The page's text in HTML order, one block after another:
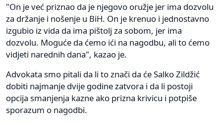
"On je već priznao da je njegovo oružje jer ima dozvolu
za držanje i nošenje u BiH. On je krenuo i jednostavno
izgubio iz vida da ima pištolj za sobom, jer ima
dozvolu. Moguće da ćemo ići na nagodbu, ali to ćemo
vidjeti narednih dana", kazao je.
Advokata smo pitali da li to znači da će Salko Zildžić
dobiti najmanje dvije godine zatvora i da li postoji
opcija smanjenja kazne ako prizna krivicu i potpiše
sporazum o nagodbi.